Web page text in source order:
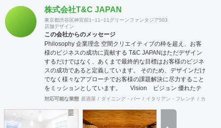
株式会社T&C JAPAN
東京都渋谷区神宮前1−11−11グリーンファンタジア503
店舗デザイン
この会社からのメッセージ
Philosophy 企業理念 空間クリエイティブの枠を超え、お客
様のビジネスの成功に貢献する T&C JAPANはただデザイン
するだけではなく、あくまで最終的な目標はお客様のビジネ
スの成功であると定義しています。 そのため、デザインだけ
でなく様々なアプローチでお客様の課題解決に尽力すること
をミッションとしています。 Vision ビジョン 優れたテ
クノロジーとクリエイティブによる言語の壁を越えた空間デ
指します よりグローバルな視点で、世界の最先端のデザイン
をスタンダードに取り入れることで、 国境を越えて活躍し続
対応可能な業態 居酒屋 ダイニング・バー イタリアン・フレンチ カフェ